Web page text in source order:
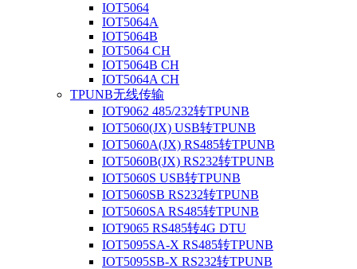
IOT5064
IOT5064A
IOT5064B
IOT5064 CH
IOT5064B CH
IOT5064A CH
TPUNB无线传输
IOT9062 485/232转TPUNB
IOT5060(JX) USB转TPUNB
IOT5060A(JX) RS485转TPUNB
IOT5060B(JX) RS232转TPUNB
IOT5060S USB转TPUNB
IOT5060SB RS232转TPUNB
IOT5060SA RS485转TPUNB
IOT9065 RS485转4G DTU
IOT5095SA-X RS485转TPUNB
IOT5095SB-X RS232转TPUNB